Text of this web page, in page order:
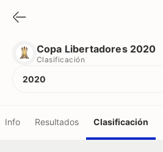
Copa Libertadores 2020
Clasificación
2020
Info Resultados Clasificación